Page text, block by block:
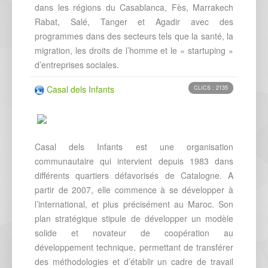
dans les régions du Casablanca, Fès, Marrakech
Rabat, Salé, Tanger et Agadir avec des
programmes dans des secteurs tels que la santé, la
migration, les droits de l’homme et le « startuping »
d’entreprises sociales.
CLICS : 2135
Casal dels Infants
Casal dels Infants est une organisation
communautaire qui intervient depuis 1983 dans
différents quartiers défavorisés de Catalogne. A
partir de 2007, elle commence à se développer à
l’international, et plus précisément au Maroc. Son
plan stratégique stipule de développer un modèle
solide et novateur de coopération au
développement technique, permettant de transférer
des méthodologies et d’établir un cadre de travail